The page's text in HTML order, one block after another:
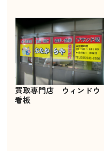
買取専門店 ウィンドウ
看板